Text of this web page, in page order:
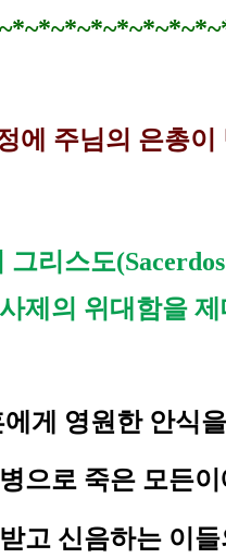
에 주님의 은총이
그리스도
제의 위대함을
게 영원한 안식
으로 죽은 모든
고 신음하는 이